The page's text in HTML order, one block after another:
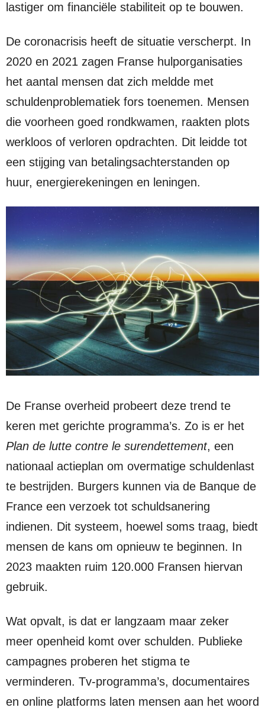
lastiger om financiële stabiliteit op te bouwen.
De coronacrisis heeft de situatie verscherpt. In
2020 en 2021 zagen Franse hulporganisaties
het aantal mensen dat zich meldde met
schuldenproblematiek fors toenemen. Mensen
die voorheen goed rondkwamen, raakten plots
werkloos of verloren opdrachten. Dit leidde tot
een stijging van betalingsachterstanden op
huur, energierekeningen en leningen.
De Franse overheid probeert deze trend te
keren met gerichte programma’s. Zo is er het
Plan de lutte contre le surendettement, een
nationaal actieplan om overmatige schuldenlast
te bestrijden. Burgers kunnen via de Banque de
France een verzoek tot schuldsanering
indienen. Dit systeem, hoewel soms traag, biedt
mensen de kans om opnieuw te beginnen. In
2023 maakten ruim 120.000 Fransen hiervan
gebruik.
Wat opvalt, is dat er langzaam maar zeker
meer openheid komt over schulden. Publieke
campagnes proberen het stigma te
verminderen. Tv-programma’s, documentaires
en online platforms laten mensen aan het woord